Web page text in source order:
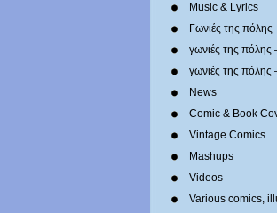
Music & Lyrics
Γωνιές της πόλης
γωνιές της πόλης
γωνιές της
News
Comic & Book
Vintage Comics
Mashups
Videos
Various comics,